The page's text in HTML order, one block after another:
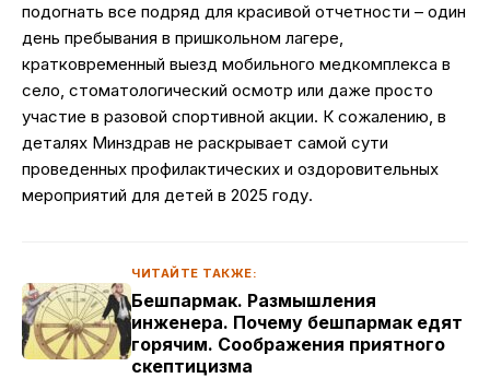
подогнать все подряд для красивой отчетности – один
день пребывания в пришкольном лагере,
кратковременный выезд мобильного медкомплекса в
село, стоматологический осмотр или даже просто
участие в разовой спортивной акции. К сожалению, в
деталях Минздрав не раскрывает самой сути
проведенных профилактических и оздоровительных
мероприятий для детей в 2025 году.
ЧИТАЙТЕ ТАКЖЕ:
Бешпармак. Размышления
инженера. Почему бешпармак едят
горячим. Соображения приятного
скептицизма